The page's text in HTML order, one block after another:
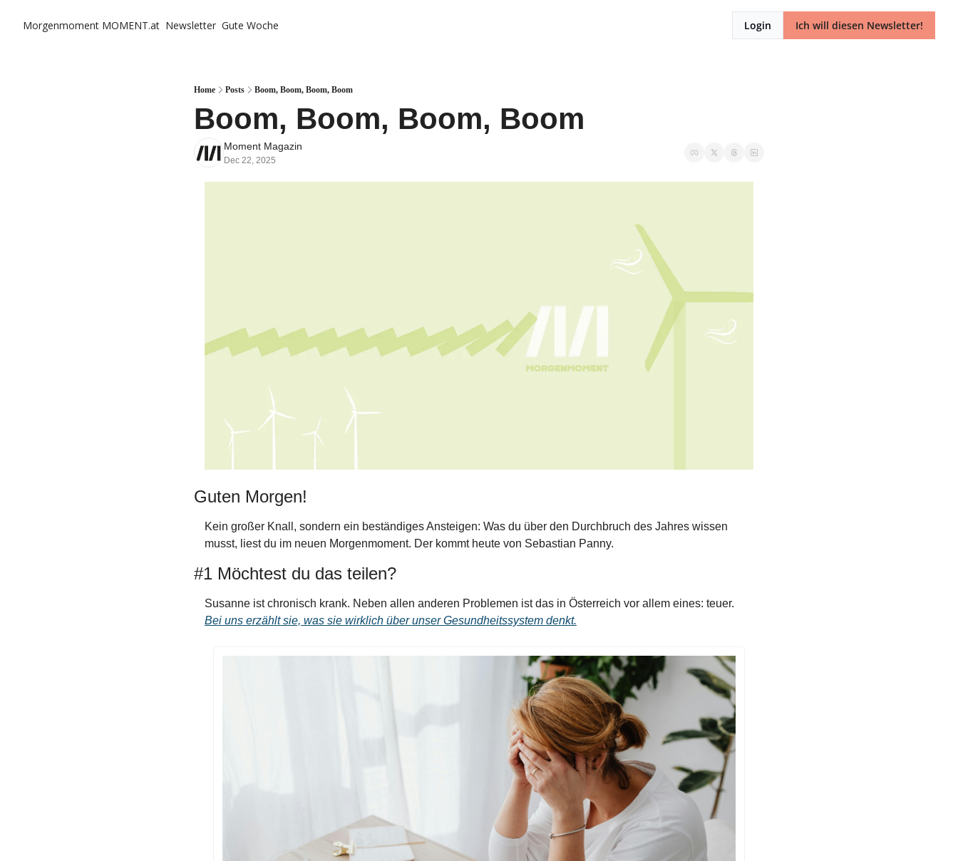
Morgenmoment MOMENT.at Newsletter Gute Woche Login Ich will diesen Newsletter!
Home Posts Boom, Boom, Boom, Boom
Boom, Boom, Boom, Boom
Moment Magazin
Dec 22, 2025
Guten Morgen!
Kein großer Knall, sondern ein beständiges Ansteigen: Was du über den Durchbruch des Jahres wissen
musst, liest du im neuen Morgenmoment. Der kommt heute von Sebastian Panny.
#1 Möchtest du das teilen?
Bei uns erzählt sie, was sie wirklich über unser Gesundheitssystem denkt.